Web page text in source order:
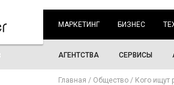
МАРКЕТИНГ БИЗНЕС
АГЕНТСТВА СЕРВИСЫ
Главная Общество Кого ищут